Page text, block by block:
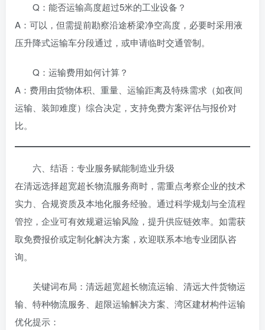
Q：能否运输高度超过5米的工业设备？
A：可以，但需提前勘察沿途桥梁净空高度，必要时采用液
压升降式运输车分段通过，或申请临时交通管制。
Q：运输费用如何计算？
A：费用由货物体积、重量、运输距离及特殊需求（如夜间
运输、装卸难度）综合决定，支持免费方案评估与报价对
比。
六、结语：专业服务赋能制造业升级
在清远选择超宽超长物流服务商时，需重点考察企业的技术
实力、合规资质及本地化服务经验。通过科学规划与全流程
管控，企业可有效规避运输风险，提升供应链效率。如需获
取免费报价或定制化解决方案，欢迎联系本地专业团队咨
询。
关键词布局：清远超宽超长物流运输、清远大件货物运
输、特种物流服务、超限运输解决方案、湾区建材构件运输
优化提示：